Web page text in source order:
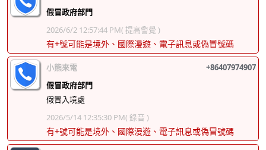
假冒政府部門
2026/6/2 12:57:44 PM( 提高警覺 )
有+號可能是境外、國際漫遊、電子訊息或偽冒號碼
小熊來電
+86407974907
假冒政府部門
假冒入境處
2026/5/14 12:35:30 PM( 錄音 )
有+號可能是境外、國際漫遊、電子訊息或偽冒號碼